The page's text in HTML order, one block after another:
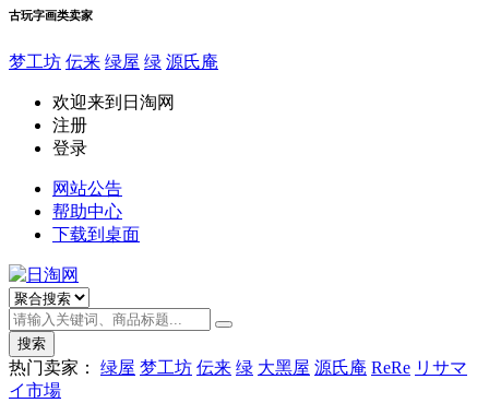
古玩字画类卖家
梦工坊 伝来 绿屋 绿 源氏庵
欢迎来到日淘网
注册
登录
网站公告
帮助中心
下载到桌面
搜索
热门卖家： 绿屋 梦工坊 伝来 绿 大黑屋 源氏庵 ReRe リサマ
イ市場